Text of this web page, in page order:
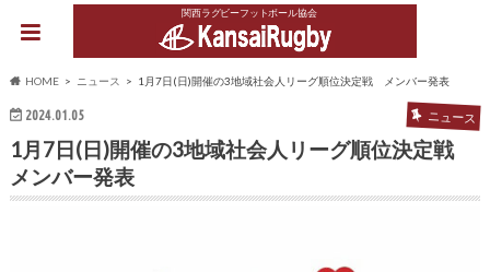
関西ラグビーフットボール協会
HOME ニュース 1月7日(日)開催の3地域社会人リーグ順位決定戦 メンバー発表
2024.01.05 ニュース
1月7日(日)開催の3地域社会人リーグ順位決定戦
メンバー発表